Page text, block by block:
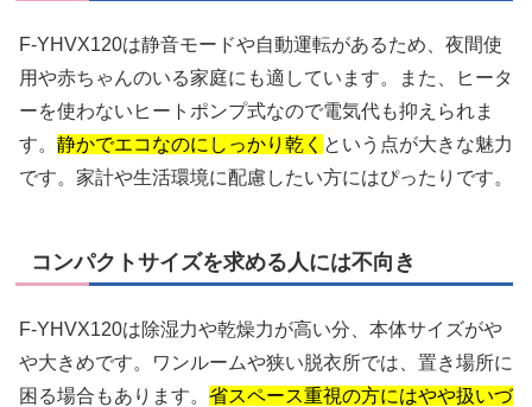
F-YHVX120は静音モードや自動運転があるため、夜間使
用や赤ちゃんのいる家庭にも適しています。また、ヒータ
ーを使わないヒートポンプ式なので電気代も抑えられま
す。 静かでエコなのにしっかり乾く という点が大きな魅力
です。家計や生活環境に配慮したい方にはぴったりです。
コンパクトサイズを求める人には不向き
F-YHVX120は除湿力や乾燥力が高い分、本体サイズがや
や大きめです。ワンルームや狭い脱衣所では、置き場所に
困る場合もあります。 省スペース重視の方にはやや扱いづ